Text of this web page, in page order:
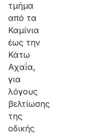
τμήμα
από τα
Καμίνια
έως την
Κάτω
Αχαΐα,
για
λόγους
βελτίωσης
της
οδικής